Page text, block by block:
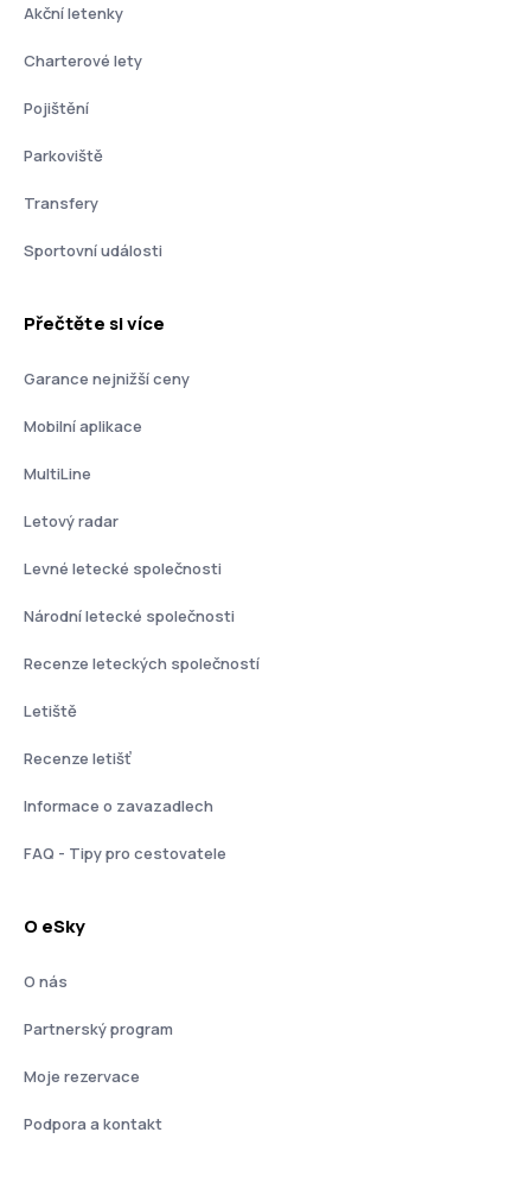
Akční letenky
Charterové lety
Pojištění
Parkoviště
Transfery
Sportovní události
Přečtěte si více
Garance nejnižší ceny
Mobilní aplikace
MultiLine
Letový radar
Levné letecké společnosti
Národní letecké společnosti
Recenze leteckých společností
Letiště
Recenze letišť
Informace o zavazadlech
FAQ - Tipy pro cestovatele
O eSky
O nás
Partnerský program
Moje rezervace
Podpora a kontakt